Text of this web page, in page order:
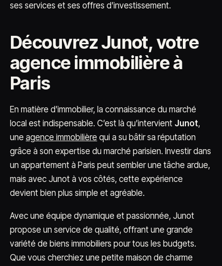
ses services et ses offres d’investissement.
Découvrez Junot, votre
agence immobilière à
Paris
En matière d’immobilier, la connaissance du marché
local est indispensable. C’est là qu’intervient Junot,
une agence immobilière qui a su bâtir sa réputation
grâce à son expertise du marché parisien. Investir dans
un appartement à Paris peut sembler une tâche ardue,
mais avec Junot à vos côtés, cette expérience
devient bien plus simple et agréable.
Avec une équipe dynamique et passionnée, Junot
propose un service de qualité, offrant une grande
variété de biens immobiliers pour tous les budgets.
Que vous cherchiez une petite maison de charme